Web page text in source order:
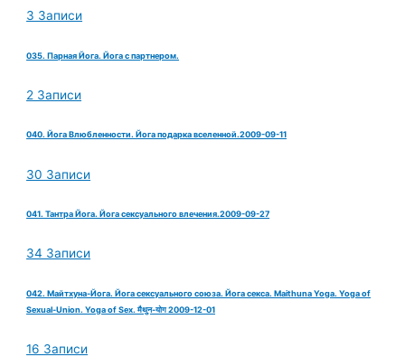
3 Записи
035. Парная Йога. Йога с партнером.
2 Записи
040. Йога Влюбленности. Йога подарка вселенной.2009-09-11
30 Записи
041. Тантра Йога. Йога сексуального влечения.2009-09-27
34 Записи
042. Майтхуна-Йога. Йога сексуального союза. Йога секса. Maithuna Yoga. Yoga of
Sexual-Union. Yoga of Sex. मैथुन-योग 2009-12-01
16 Записи